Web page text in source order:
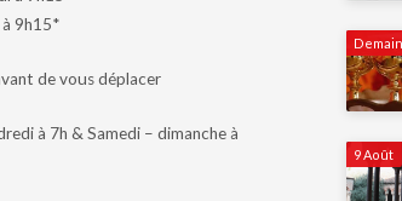
à 9h15*
de vous déplacer
à 7h & Samedi – dimanche à
Demain
9 Août